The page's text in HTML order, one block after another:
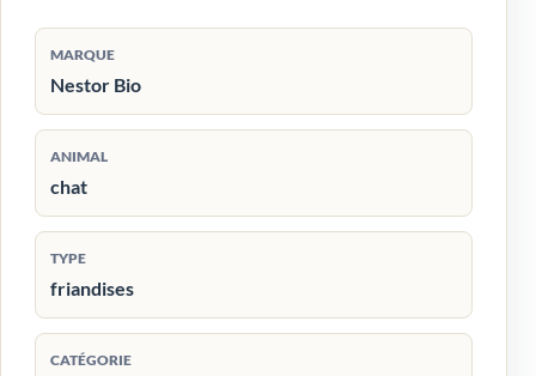
MARQUE
Nestor Bio
ANIMAL
chat
TYPE
friandises
CATÉGORIE